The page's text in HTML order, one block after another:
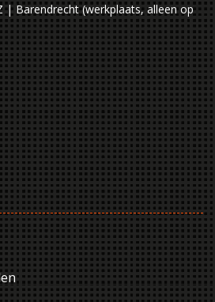
| Barendrecht (werkplaats, alleen op